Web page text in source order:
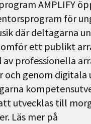
AMPLIFY
för
där deltagarna
ett publikt
av professionella
och genom
utvecklas till
Läs mer på